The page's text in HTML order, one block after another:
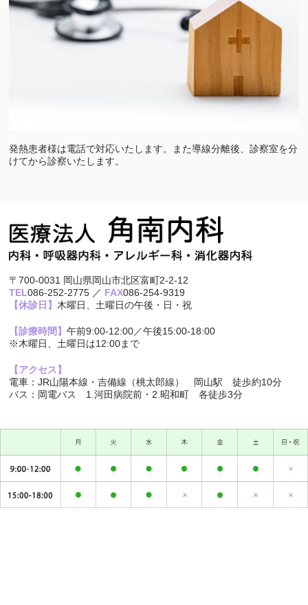
発熱患者様は電話で対応いたします。また導線分離後、診察室を分
けてから診察いたします。
〒700-0031 岡山県岡山市北区富町2-2-12
TEL086-252-2775 ／ FAX086-254-9319
【休診日】木曜日、土曜日の午後・日・祝
【診療時間】午前9:00-12:00／午後15:00-18:00
※木曜日、土曜日は12:00まで
【アクセス】
電車：JR山陽本線・吉備線（桃太郎線） 岡山駅 徒歩約10分
バス：岡電バス 1.河田病院前・2.昭和町 各徒歩3分